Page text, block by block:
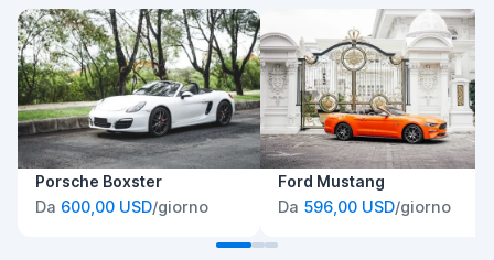
Porsche Boxster
Da 600,00 USD/giorno
Ford Mustang
Da 596,00 USD/giorno